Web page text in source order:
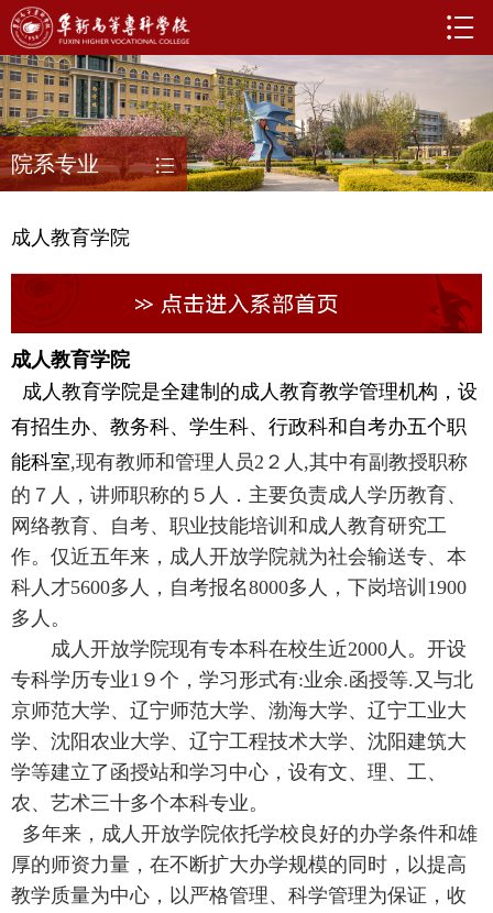
院系专业
成人教育学院
成人教育学院
成人教育学院是全建制的成人教育教学管理机构，设
有招生办、教务科、学生科、行政科和自考办五个职
能科室,现有教师和管理人员2 ２人 ,其中有副教授职称
的７人，讲师职称的５人．主要负责成人学历教育、
网络教育、自考、职业技能培训和成人教育研究工
作。仅近五年来，成人开放学院就为社会输送专、本
科人才5600多人，自考报名8000多人，下岗培训 1900
多人。
成人开放学院现有专本科在校生近2000 人。开设
专科学历专业1 ９个，学习形式有:业余.函授等.又与北
京师范大学、辽宁师范大学、渤海大学、辽宁工业大
学、沈阳农业大学、辽宁工程技术大学、沈阳建筑大
学等建立了函授站和学习中心，设有文、理、工、
农、艺术三十多个本科专业。
多年来，成人开放学院依托学校良好的办学条件和雄
厚的师资力量，在不断扩大办学规模的同时，以提高
教学质量为中心，以严格管理、科学管理为保证，收